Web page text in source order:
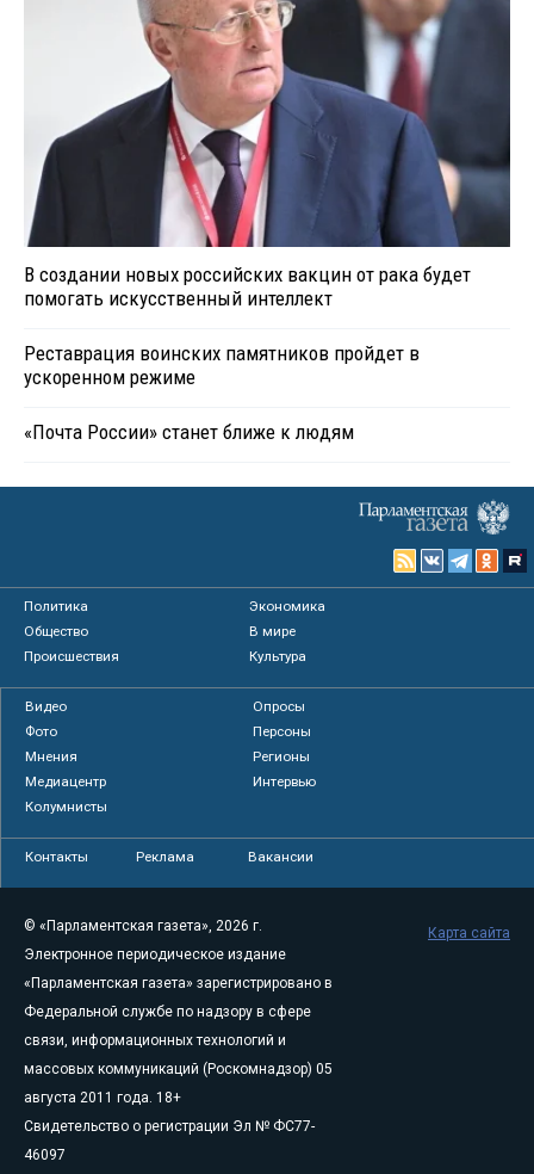
В создании новых российских вакцин от рака будет
помогать искусственный интеллект
Реставрация воинских памятников пройдет в
ускоренном режиме
«Почта России» станет ближе к людям
Политика
Экономика
Общество
В мире
Происшествия
Культура
Видео
Опросы
Фото
Персоны
Мнения
Регионы
Медиацентр
Интервью
Колумнисты
Контакты Реклама Вакансии
© «Парламентская газета», 2026 г.
Электронное периодическое издание
«Парламентская газета» зарегистрировано в
Федеральной службе по надзору в сфере
связи, информационных технологий и
массовых коммуникаций (Роскомнадзор) 05
августа 2011 года. 18+
Свидетельство о регистрации Эл № ФС77-
46097
Карта сайта